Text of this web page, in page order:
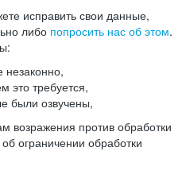
исправить свои данные,
либо попросить нас об этом.
это требуется,
были озвучены,
возражения против обработки
ограничении обработки